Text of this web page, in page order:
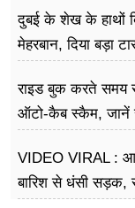
दुबई के शेख के हाथों
मेहरबान, दिया बड़ा
राइड बुक करते समय
ऑटो-कैब स्कैम, जानें
VIDEO VIRAL :
बारिश से धंसी सड़क,